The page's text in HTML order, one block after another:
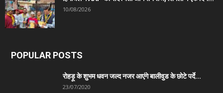
10/08/2026
POPULAR POSTS
रोहड़ू के शुभम धवन जल्द नजर आएंगे बालीवुड के छोटे पर्दे...
23/07/2020